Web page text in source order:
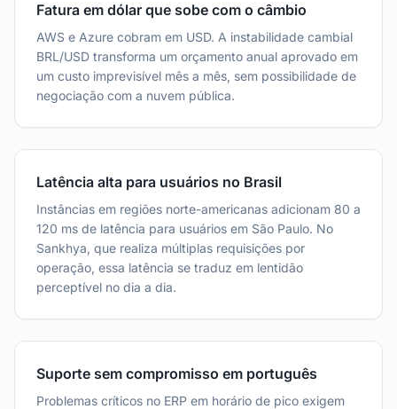
Fatura em dólar que sobe com o câmbio
AWS e Azure cobram em USD. A instabilidade cambial
BRL/USD transforma um orçamento anual aprovado em
um custo imprevisível mês a mês, sem possibilidade de
negociação com a nuvem pública.
Latência alta para usuários no Brasil
Instâncias em regiões norte-americanas adicionam 80 a
120 ms de latência para usuários em São Paulo. No
Sankhya, que realiza múltiplas requisições por
operação, essa latência se traduz em lentidão
perceptível no dia a dia.
Suporte sem compromisso em português
Problemas críticos no ERP em horário de pico exigem